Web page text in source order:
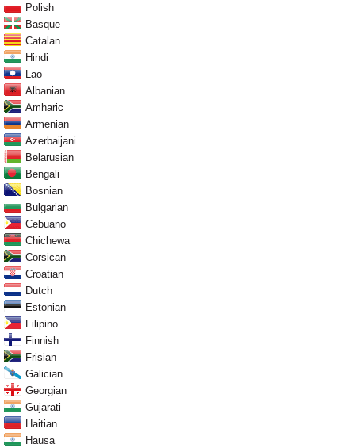
Polish
Basque
Catalan
Hindi
Lao
Albanian
Amharic
Armenian
Azerbaijani
Belarusian
Bengali
Bosnian
Bulgarian
Cebuano
Chichewa
Corsican
Croatian
Dutch
Estonian
Filipino
Finnish
Frisian
Galician
Georgian
Gujarati
Haitian
Hausa